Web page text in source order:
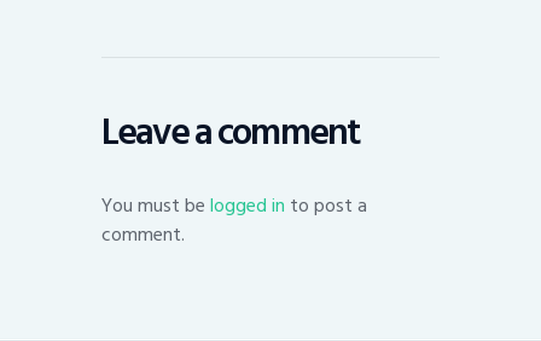
Leave a comment
You must belogged in to post a
comment.